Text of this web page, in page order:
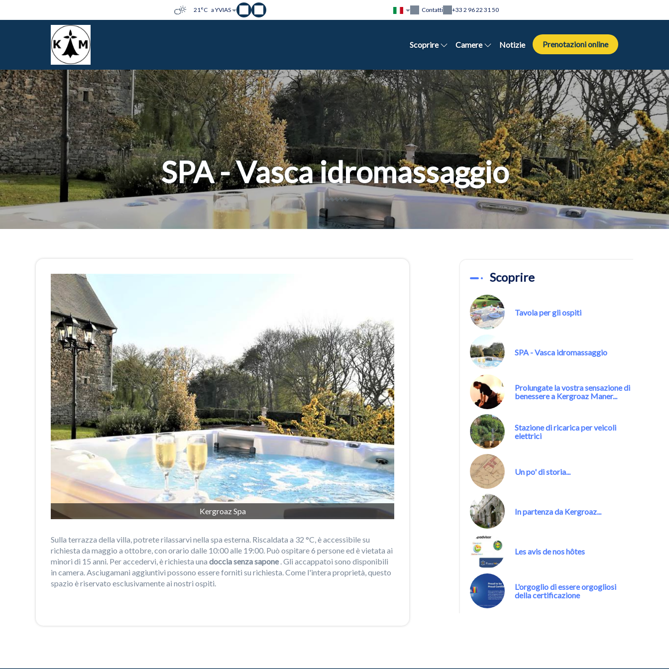
21°C a YVIAS Contatti +33 2 96 22 31 50
Scoprire Camere Notizie Prenotazioni online
SPA - Vasca idromassaggio
Kergroaz Spa
Sulla terrazza della villa, potrete rilassarvi nella spa esterna. Riscaldata a 32 °C, è accessibile su
richiesta da maggio a ottobre, con orario dalle 10:00 alle 19:00. Può ospitare 6 persone ed è vietata ai
minori di 15 anni. Per accedervi, è richiesta una doccia senza sapone. Gli accappatoi sono disponibili
in camera. Asciugamani aggiuntivi possono essere forniti su richiesta. Come l'intera proprietà, questo
spazio è riservato esclusivamente ai nostri ospiti.
Scoprire
Tavola per gli ospiti
SPA - Vasca idromassaggio
Prolungate la vostra sensazione di
benessere a Kergroaz Maner...
Stazione di ricarica per veicoli
elettrici
Un po' di storia...
In partenza da Kergroaz...
Les avis de nos hôtes
L'orgoglio di essere orgogliosi
della certificazione